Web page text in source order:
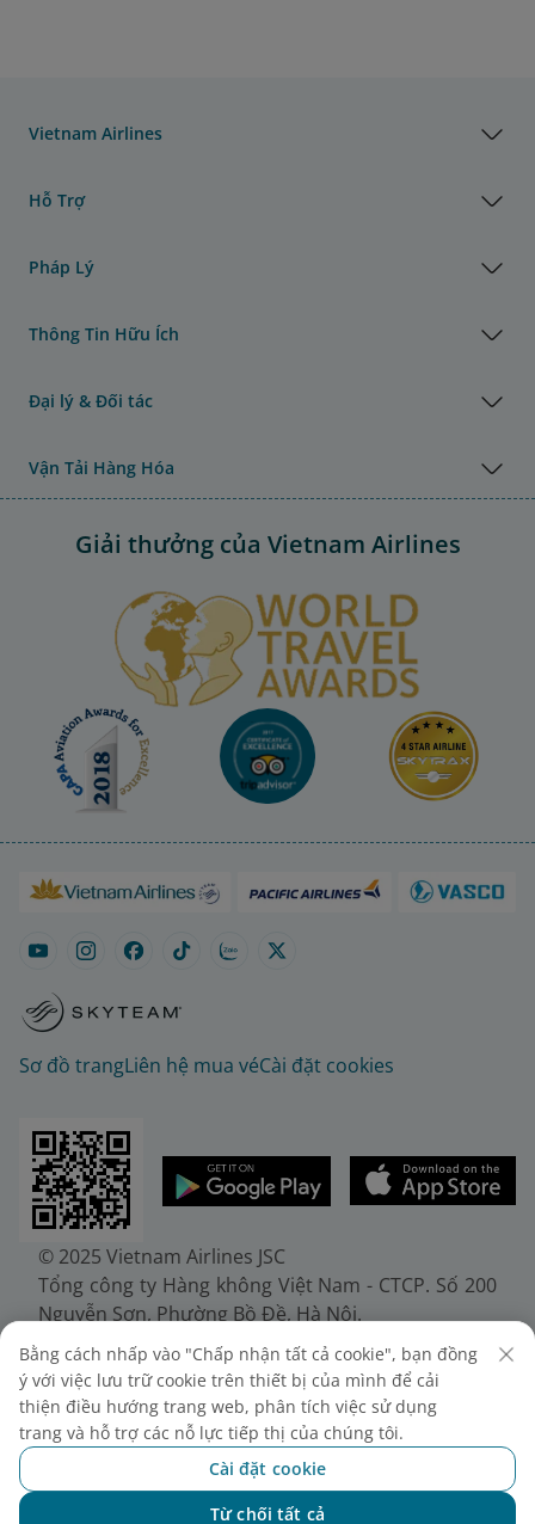
Vietnam Airlines
Hỗ Trợ
Pháp Lý
Thông Tin Hữu Ích
Đại lý & Đối tác
Vận Tải Hàng Hóa
Giải thưởng của Vietnam Airlines
Sơ đồ trangLiên hệ mua véCài đặt cookies
© 2025 Vietnam Airlines JSC
Tổng công ty Hàng không Việt Nam - CTCP. Số 200
Nguyễn Sơn, Phường Bồ Đề, Hà Nội.
Điện thoại: (+84-24) 38272289. Fax: (+84-24)
38722375
Giấy chứng nhận đăng ký doanh nghiệp, mã số
doanh nghiệp 0100107518, đăng ký lần đầu ngày
30/6/2010, đăng ký thay đổi lần thứ 10 ngày
24/7/2025, cấp bởi Sở Tài chính Thành phố Hà Nội.
Bằng cách nhấp vào "Chấp nhận tất cả cookie", bạn đồng
ý với việc lưu trữ cookie trên thiết bị của mình để cải
thiện điều hướng trang web, phân tích việc sử dụng
trang và hỗ trợ các nỗ lực tiếp thị của chúng tôi.
Cài đặt cookie
Từ chối tất cả